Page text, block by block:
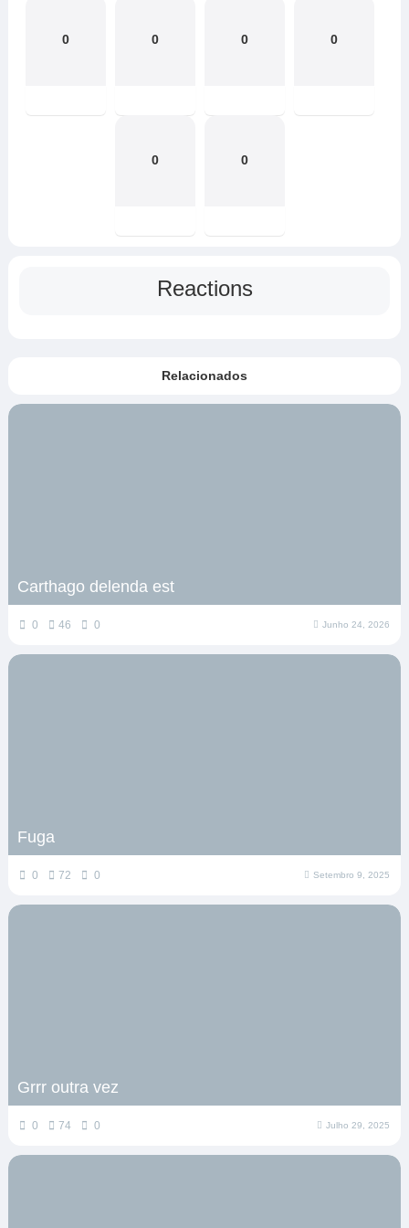
0 0 0 0
0 0
Reactions
Relacionados
Carthago delenda est
0 46 0 Junho 24, 2026
Fuga
0 72 0 Setembro 9, 2025
Grrr outra vez
0 74 0 Julho 29, 2025